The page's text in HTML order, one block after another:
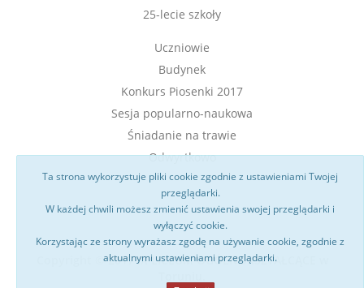
25-lecie szkoły
Uczniowie
Budynek
Konkurs Piosenki 2017
Sesja popularno-naukowa
Śniadanie na trawie
Odwyrtkowo
Copyright © 2017 IX LICEUM OGÓLNOKSZTAŁCĄCE w
Ta strona wykorzystuje pliki cookie zgodnie z ustawieniami Twojej
przeglądarki.
W każdej chwili możesz zmienić ustawienia swojej przeglądarki i
wyłączyć cookie.
Korzystając ze strony wyrażasz zgodę na używanie cookie, zgodnie z
aktualnymi ustawieniami przeglądarki.